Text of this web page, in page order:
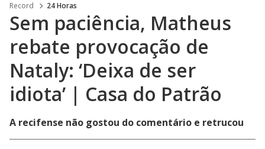
Record 24 Horas
Sem paciência, Matheus
rebate provocação de
Nataly: ‘Deixa de ser
idiota’ | Casa do Patrão
A recifense não gostou do comentário e retrucou